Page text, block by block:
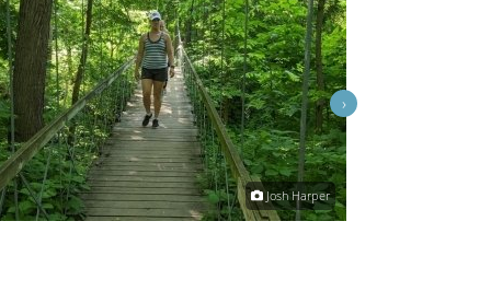
Josh Harper
›